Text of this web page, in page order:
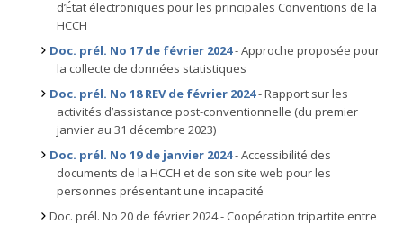
d’État électroniques pour les principales Conventions de la
HCCH
Doc. prél. No 17 de février 2024- Approche proposée pour
la collecte de données statistiques
Doc. prél. No 18 REV de février 2024- Rapport sur les
activités d’assistance post-conventionnelle (du premier
janvier au 31 décembre 2023)
Doc. prél. No 19 de janvier 2024- Accessibilité des
documents de la HCCH et de son site web pour les
personnes présentant une incapacité
Doc. prél. No 20 de février 2024 - Coopération tripartite entre